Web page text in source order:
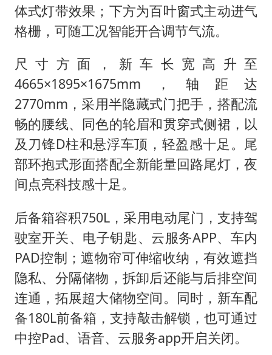
体式灯带效果；下方为百叶窗式主动进气
格栅，可随工况智能开合调节气流。
尺寸方面，新车长宽高升至
4665×1895×1675mm，轴距达
2770mm，采用半隐藏式门把手，搭配流
畅的腰线、同色的轮眉和贯穿式侧裙，以
及刀锋D柱和悬浮车顶，轻盈感十足。尾
部环抱式形面搭配全新能量回路尾灯，夜
间点亮科技感十足。
后备箱容积750L，采用电动尾门，支持驾
驶室开关、电子钥匙、云服务APP、车内
PAD控制；遮物帘可伸缩收纳，有效遮挡
隐私、分隔储物，拆卸后还能与后排空间
连通，拓展超大储物空间。同时，新车配
备180L前备箱，支持敲击解锁，也可通过
中控Pad、语音、云服务app开启关闭。